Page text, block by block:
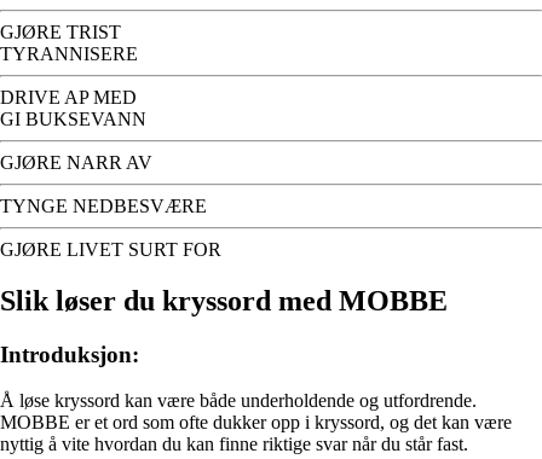
GJØRE TRIST
TYRANNISERE
DRIVE AP MED
GI BUKSEVANN
GJØRE NARR AV
TYNGE NEDBESVÆRE
GJØRE LIVET SURT FOR
Slik løser du kryssord med MOBBE
Introduksjon:
Å løse kryssord kan være både underholdende og utfordrende.
MOBBE er et ord som ofte dukker opp i kryssord, og det kan være
nyttig å vite hvordan du kan finne riktige svar når du står fast.